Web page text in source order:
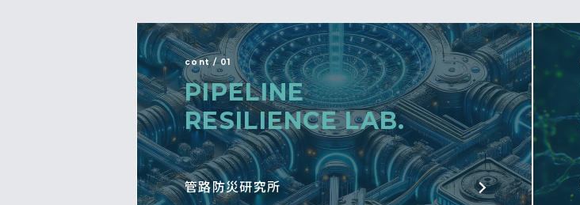
cont / 01
PIPELINE
RESILIENCE LAB.
管路防災研究所